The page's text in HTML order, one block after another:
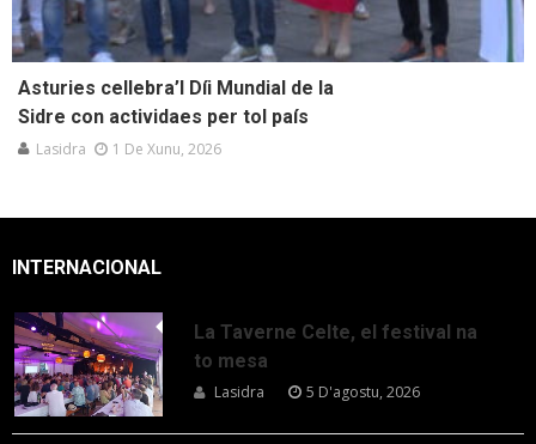
Asturies cellebra’l Díi Mundial de la
Sidre con actividaes per tol país
Lasidra 1 De Xunu, 2026
INTERNACIONAL
La Taverne Celte, el festival na
to mesa
Lasidra 5 D'agostu, 2026